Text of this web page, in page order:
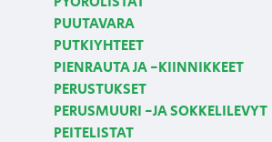
PUUTAVARA
PUTKIYHTEET
PIENRAUTA JA -KIINNIKKEET
PERUSTUKSET
PERUSMUURI -JA SOKKELILEVYT
PEITELISTAT